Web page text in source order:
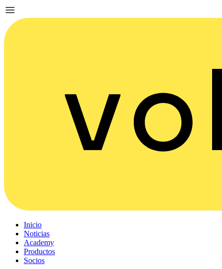
Inicio
Noticias
Academy
Productos
Socios